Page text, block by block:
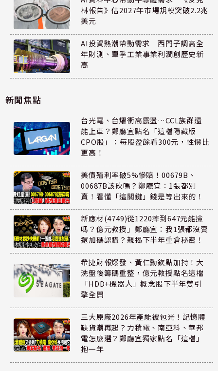
林報告》估2027年市場規模突破2.2兆
美元
AI投資熱潮帶動需求 西門子調高全
年財測、單季工業事業利潤創歷史新
高
新聞焦點
台光電、台燿衝高震盪…CCL族群還
能上車？鄭廳宜點名「這檔隱藏版
CPO股」：每股盈餘看300元，性價比
更高！
美債殖利率破5%慘賠！00679B、
00687B該砍嗎？鄭廳宜：1張都別
賣！看懂「這關鍵」錢是等出來的！
新應材(4749)從1220摔到647元能撿
嗎？億元教授」鄭廳宜：我1張都沒賣
還加碼認購？親揭下半年重倉秘密！
希捷財報爆發、黃仁勳欽點加持！大
洗盤後籌碼重整，億元教授點名這檔
「HDD+機器人」概念股下半年雙引
擎全開
三大原廠2026年產能被包光！記憶體
缺貨潮再起？力積電、南亞科、華邦
電怎麼選？鄭廳宜獨家點名「這檔」
抱一年